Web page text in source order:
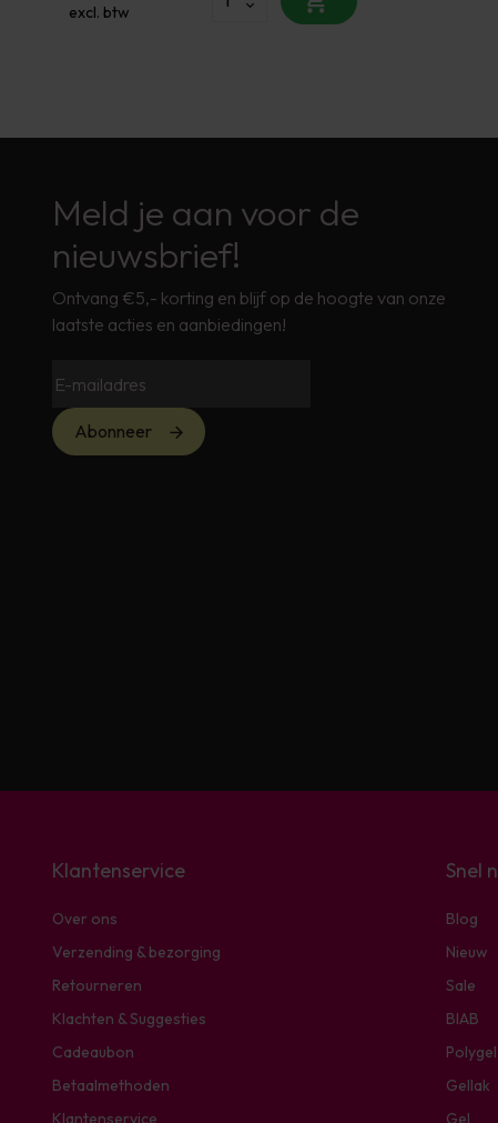
excl. btw
Meld je aan voor de
nieuwsbrief!
Ontvang €5,- korting en blijf op de hoogte van onze
laatste acties en aanbiedingen!
Abonneer
Klantenservice
Over ons
Verzending & bezorging
Retourneren
Klachten & Suggesties
Cadeaubon
Betaalmethoden
Klantenservice
Snel
Blog
Nieuw
Sale
BIAB
Polygel
Gellak
Gel